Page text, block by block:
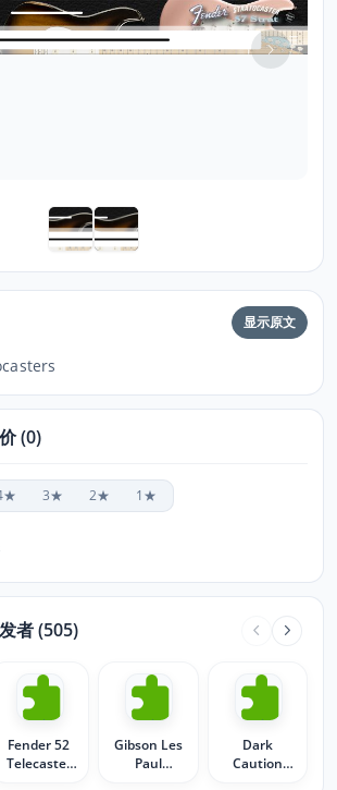
显示原文
(0)
3★ 2★ 1★
者 (505)
Fender 52
Telecaster
Gibson Les
Paul
Dark
Caution